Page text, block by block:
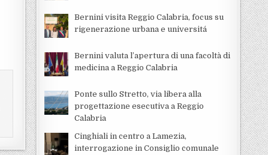
Bernini visita Reggio Calabria, focus su
rigenerazione urbana e universitá
Bernini valuta l’apertura di una facoltà di
medicina a Reggio Calabria
Ponte sullo Stretto, via libera alla
progettazione esecutiva a Reggio
Calabria
Cinghiali in centro a Lamezia,
interrogazione in Consiglio comunale